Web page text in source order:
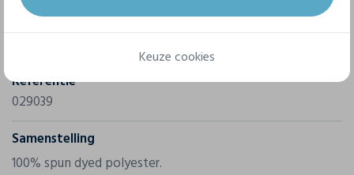
Merk
Referentie
029039
Samenstelling
100% spun dyed polyester.
Keuze cookies